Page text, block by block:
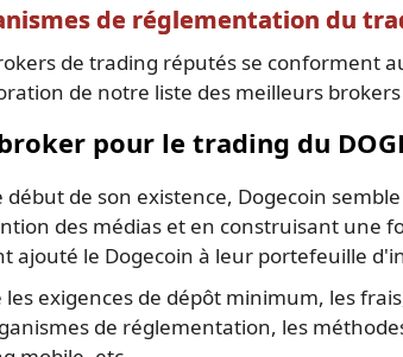
de réglementation du
de trading réputés se conforment
de notre liste des meilleurs
pour le trading du
début de son existence, Dogecoin
des médias et en construisant une
ajouté le Dogecoin à leur portefeuille
les exigences de dépôt minimum, les
de réglementation, les